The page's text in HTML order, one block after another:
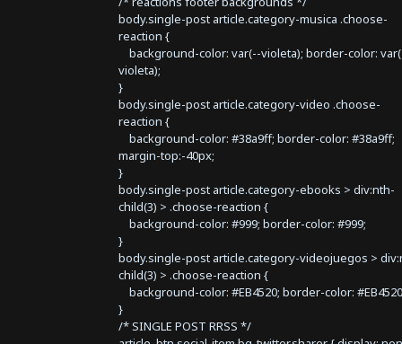
body.single-post article.category-musica .choose-
reaction {
background-color: var(--violeta); border-color:
violeta);
}
body.single-post article.category-video .choose-
reaction {
background-color: #38a9ff; border-color: #38a9ff;
margin-top:-40px;
}
body.single-post article.category-ebooks > div:nth-
child(3) > .choose-reaction {
background-color: #999; border-color: #999;
}
body.single-post article.category-videojuegos >
child(3) > .choose-reaction {
background-color: #EB4520; border-color:
}
/* SINGLE POST RRSS */